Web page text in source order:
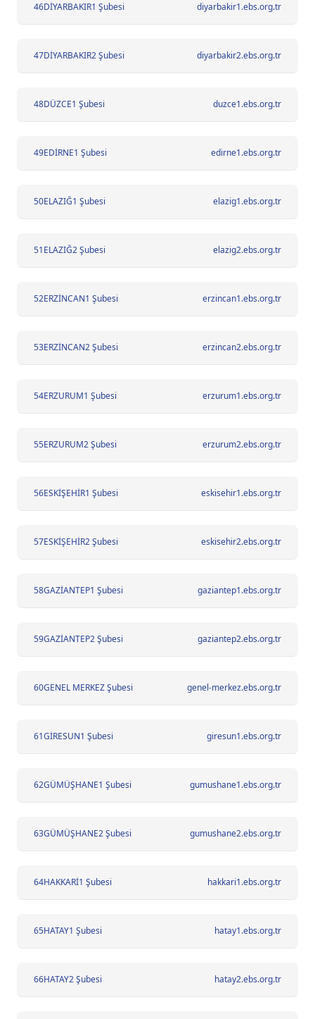
46DİYARBAKIR1 Şubesi diyarbakir1.ebs.org.tr
47DİYARBAKIR2 Şubesi diyarbakir2.ebs.org.tr
48DÜZCE1 Şubesi duzce1.ebs.org.tr
49EDİRNE1 Şubesi edirne1.ebs.org.tr
50ELAZIĞ1 Şubesi elazig1.ebs.org.tr
51ELAZIĞ2 Şubesi elazig2.ebs.org.tr
52ERZİNCAN1 Şubesi erzincan1.ebs.org.tr
53ERZİNCAN2 Şubesi erzincan2.ebs.org.tr
54ERZURUM1 Şubesi erzurum1.ebs.org.tr
55ERZURUM2 Şubesi erzurum2.ebs.org.tr
56ESKİŞEHİR1 Şubesi eskisehir1.ebs.org.tr
57ESKİŞEHİR2 Şubesi eskisehir2.ebs.org.tr
58GAZİANTEP1 Şubesi gaziantep1.ebs.org.tr
59GAZİANTEP2 Şubesi gaziantep2.ebs.org.tr
60GENEL MERKEZ Şubesi genel-merkez.ebs.org.tr
61GİRESUN1 Şubesi giresun1.ebs.org.tr
62GÜMÜŞHANE1 Şubesi gumushane1.ebs.org.tr
63GÜMÜŞHANE2 Şubesi gumushane2.ebs.org.tr
64HAKKARİ1 Şubesi hakkari1.ebs.org.tr
65HATAY1 Şubesi hatay1.ebs.org.tr
66HATAY2 Şubesi hatay2.ebs.org.tr